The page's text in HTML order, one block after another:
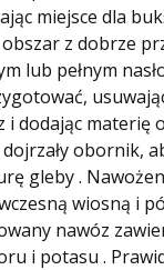
miejsce dla
z dobrze
lub pełnym
i dodając materię
obornik,
gleby .
wiosną i
nawóz
i potasu .